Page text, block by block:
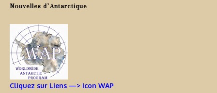
Nouvelles d’Antarctique
Cliquez sur Liens —> Icon WAP